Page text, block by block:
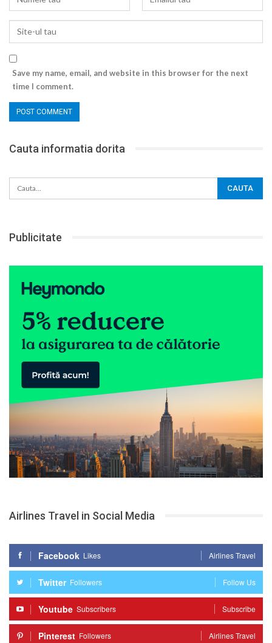
Save my name, email, and website in this browser for the next
time I comment.
Cauta informatia dorita
Publicitate
Airlines Travel in Social Media
Facebook Likes Airlines Travel
Twitter Followers Follow Us
Youtube Subscribers Subscribe
Pinterest Followers Airlines Travel